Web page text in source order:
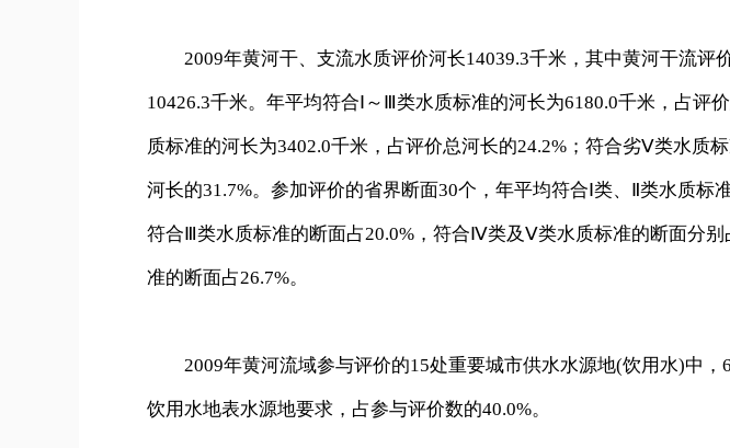
2009年黄河干、支流水质评价河长14039.3千米，其中黄河干流评
10426.3千米。年平均符合Ⅰ～Ⅲ类水质标准的河长为6180.0千米，占评
质标准的河长为3402.0千米，占评价总河长的24.2%；符合劣Ⅴ类水质
河长的31.7%。参加评价的省界断面30个，年平均符合Ⅰ类、Ⅱ类水质标
符合Ⅲ类水质标准的断面占20.0%，符合Ⅳ类及Ⅴ类水质标准的断面分别
准的断面占26.7%。
2009年黄河流域参与评价的15处重要城市供水水源地(饮用水)中，
饮用水地表水源地要求，占参与评价数的40.0%。